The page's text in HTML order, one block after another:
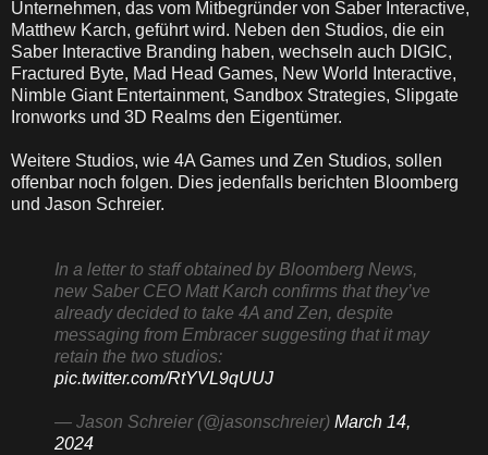
Unternehmen, das vom Mitbegründer von Saber Interactive,
Matthew Karch, geführt wird. Neben den Studios, die ein
Saber Interactive Branding haben, wechseln auch DIGIC,
Fractured Byte, Mad Head Games, New World Interactive,
Nimble Giant Entertainment, Sandbox Strategies, Slipgate
Ironworks und 3D Realms den Eigentümer.
Weitere Studios, wie 4A Games und Zen Studios, sollen
offenbar noch folgen. Dies jedenfalls berichten Bloomberg
und Jason Schreier.
In a letter to staff obtained by Bloomberg News,
new Saber CEO Matt Karch confirms that they’ve
already decided to take 4A and Zen, despite
messaging from Embracer suggesting that it may
retain the two studios:
pic.twitter.com/RtYVL9qUUJ
— Jason Schreier (@jasonschreier) March 14,
2024